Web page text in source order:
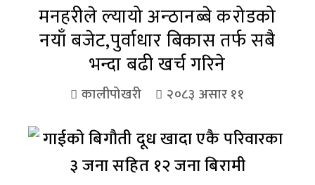
मनहरीले ल्यायो अन्ठानब्बे करोडको
नयाँ बजेट,पुर्वाधार बिकास तर्फ सबै
भन्दा बढी खर्च गरिने
कालीपोखरी २०८३ असार ११